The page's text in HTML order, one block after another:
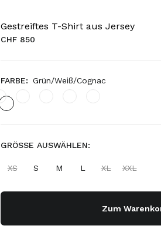
Gestreiftes T-Shirt aus Jersey
CHF 850
FARBE: Grün/Weiß/Cognac
GRÖSSE AUSWÄHLEN:
XS S M L XL XXL
Zum